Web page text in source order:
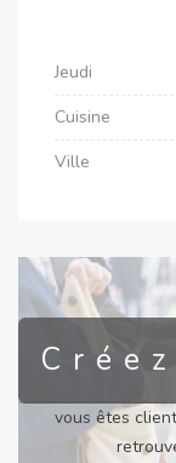
Jeudi
Cuisine
Ville
vous êtes